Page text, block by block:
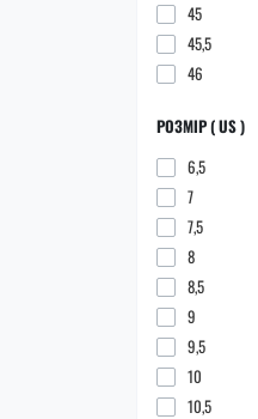
45
45,5
46
РОЗМІР ( US )
6,5
7
7,5
8
8,5
9
9,5
10
10,5